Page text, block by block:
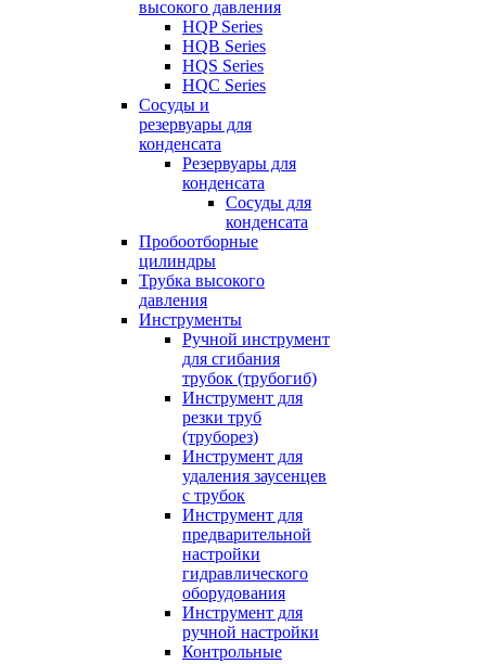
высокого давления
HQP Series
HQB Series
HQS Series
HQC Series
Сосуды и
резервуары для
конденсата
Резервуары для
конденсата
Сосуды для
конденсата
Пробоотборные
цилиндры
Трубка высокого
давления
Инструменты
Ручной инструмент
для сгибания
трубок (трубогиб)
Инструмент для
резки труб
(труборез)
Инструмент для
удаления заусенцев
с трубок
Инструмент для
предварительной
настройки
гидравлического
оборудования
Инструмент для
ручной настройки
Контрольные